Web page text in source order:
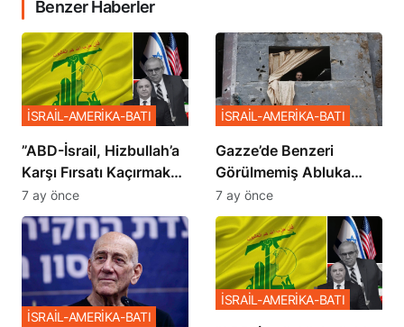
Benzer Haberler
​​​​​​​”ABD-İsrail, Hizbullah’a
Karşı Fırsatı Kaçırmak
İstemiyor”
İSRAİL-AMERİKA-BATI
7 ay önce
​​​​​​​Gazze’de Benzeri
Görülmemiş Abluka
Planı
İSRAİL-AMERİKA-BATI
7 ay önce
İSRAİL-AMERİKA-BATI
İSRAİL-AMERİKA-BATI